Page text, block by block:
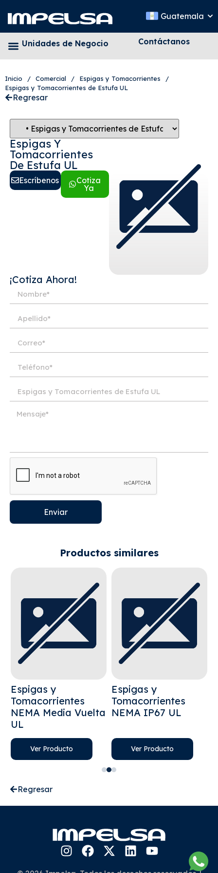
Guatemala
Unidades de Negocio Contáctanos
Inicio / Comercial / Espigas y Tomacorrientes
/
Espigas y Tomacorrientes de Estufa UL
Regresar
Espigas Y
Tomacorrientes
De Estufa UL
Escríbenos
Cotiza
Ya
¡Cotiza Ahora!
Enviar
Productos similares
Espigas y
Tomacorrientes
NEMA Media Vuelta
UL
Ver Producto
Espigas y
Tomacorrientes
NEMA IP67 UL
Ver Producto
Regresar